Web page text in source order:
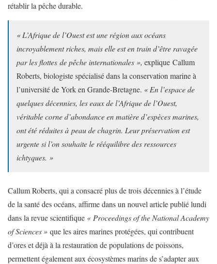
rétablir la pêche durable.
« L’Afrique de l’Ouest est une région aux océans
incroyablement riches, mais elle est en train d’être ravagée
par les flottes de pêche internationales », explique Callum
Roberts, biologiste spécialisé dans la conservation marine à
l’université de York en Grande-Bretagne. « En l’espace de
quelques décennies, les eaux de l’Afrique de l’Ouest,
véritable corne d’abondance en matière d’espèces marines,
ont été réduites à peau de chagrin. Leur préservation est
urgente si l’on souhaite le rééquilibre des ressources
ichtyques. »
Callum Roberts, qui a consacré plus de trois décennies à l’étude
de la santé des océans, affirme dans un nouvel article publié lundi
dans la revue scientifique « Proceedings of the National Academy
of Sciences » que les aires marines protégées, qui contribuent
d’ores et déjà à la restauration de populations de poissons,
permettent également aux écosystèmes marins de s’adapter aux